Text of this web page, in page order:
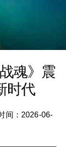
魂》震
时代
间：2026-06-